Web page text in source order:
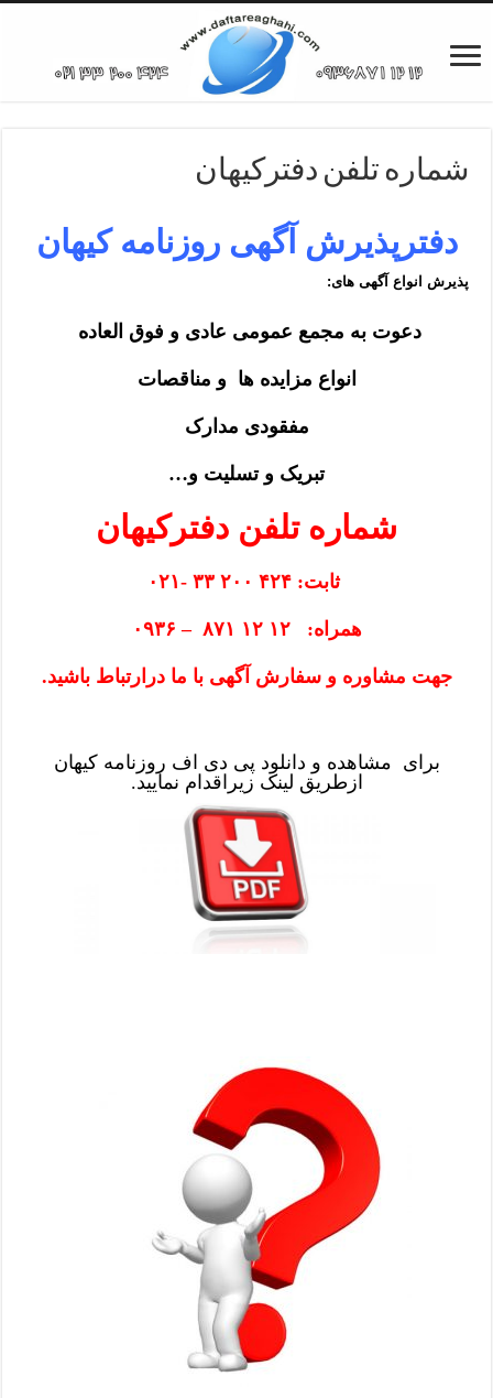
شماره تلفن دفترکیهان
دفترپذیرش آگهی روزنامه کیهان
پذیرش انواع آگهی های:
دعوت به مجمع عمومی عادی و فوق العاده
انواع مزایده ها و مناقصات
مفقودی مدارک
تبریک و تسلیت و…
شماره تلفن دفترکیهان
ثابت: ۴۲۴ ۲۰۰ ۳۳ -۰۲۱
همراه: ۱۲ ۱۲ ۸۷۱ – ۰۹۳۶
جهت مشاوره و سفارش آگهی با ما درارتباط باشید.
برای مشاهده و دانلود پی دی اف روزنامه کیهان
ازطریق لینک زیراقدام نمایید.